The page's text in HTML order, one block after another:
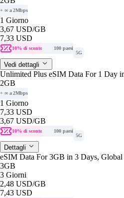
+ ∞ a 2Mbps
1 Giorno
3,67 USD/GB
7,33 USD
10% di sconto
100 paesi
5G
Vedi dettagli
Unlimited Plus eSIM Data For 1 Day
2GB
+ ∞ a 2Mbps
1 Giorno
7,33 USD
3,67 USD/GB
10% di sconto
100 paesi
5G
Dettagli
eSIM Data For 3GB in 3 Days,
3GB
3 Giorni
2,48 USD/GB
7,43 USD